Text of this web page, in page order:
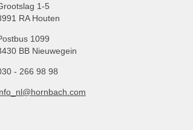
1-5
RA Houten
1099
BB Nieuwegein
- 266 98 98